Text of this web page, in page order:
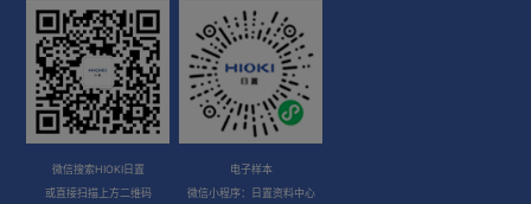
微信搜索HIOKI日置
或直接扫描上方二维码
电子样本
微信小程序：日置资料中心